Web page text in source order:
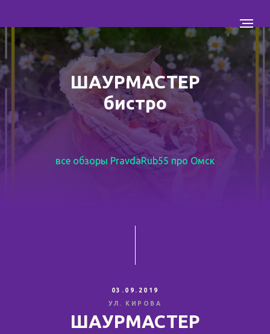
ШАУРМАСТЕР
бистро
все обзоры PravdaRub55 про Омск
03.09.2019
УЛ. КИРОВА
ШАУРМАСТЕР